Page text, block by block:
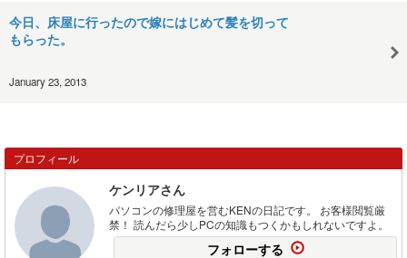
今日、床屋に行ったので嫁にはじめて髪を切って
もらった。
January 23, 2013
プロフィール
ケンリアさん
パソコンの修理屋を営むKENの日記です。 お客様閲覧厳
禁！ 読んだら少しPCの知識もつくかもしれないですよ。
フォローする